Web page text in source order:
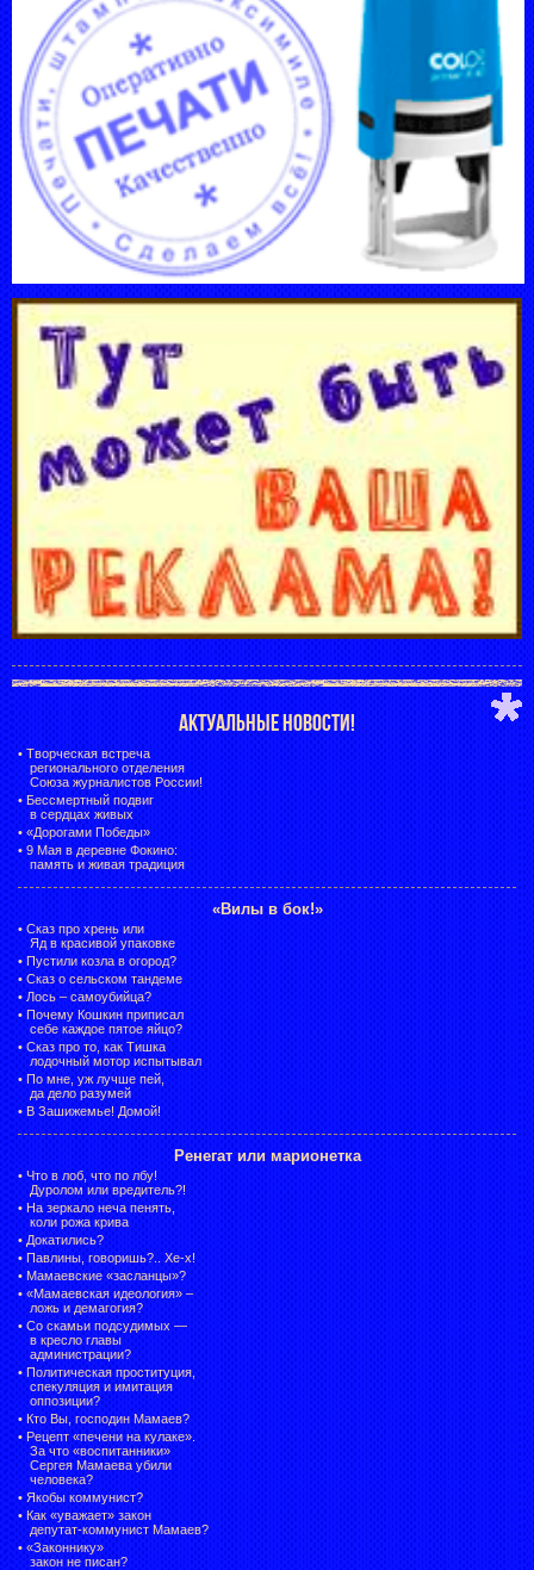
АКТУАЛЬНЫЕ НОВОСТИ!
• Творческая встреча
регионального отделения
Союза журналистов России!
• Бессмертный подвиг
в сердцах живых
• «Дорогами Победы»
• 9 Мая в деревне Фокино:
память и живая традиция
«Вилы в бок!»
• Сказ про хрень или
Яд в красивой упаковке
• Пустили козла в огород?
• Сказ о сельском тандеме
• Лось – самоубийца?
• Почему Кошкин приписал
себе каждое пятое яйцо?
• Сказ про то, как Тишка
лодочный мотор испытывал
• По мне, уж лучше пей,
да дело разумей
• В Зашижемье! Домой!
Ренегат или марионетка
• Что в лоб, что по лбу!
Дуролом или вредитель?!
• На зеркало неча пенять,
коли рожа крива
• Докатились?
• Павлины, говоришь?.. Хе-х!
• Мамаевские «засланцы»?
• «Мамаевская идеология» –
ложь и демагогия?
• Со скамьи подсудимых —
в кресло главы
администрации?
• Политическая проституция,
спекуляция и имитация
оппозиции?
• Кто Вы, господин Мамаев?
• Рецепт «печени на кулаке».
За что «воспитанники»
Сергея Мамаева убили
человека?
• Якобы коммунист?
• Как «уважает» закон
депутат-коммунист Мамаев?
• «Законнику»
закон не писан?